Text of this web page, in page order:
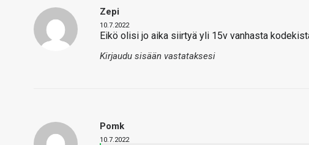
Zepi
10.7.2022
Eikö olisi jo aika siirtyä yli 15v vanhasta
Kirjaudu sisään vastataksesi
Pomk
10.7.2022